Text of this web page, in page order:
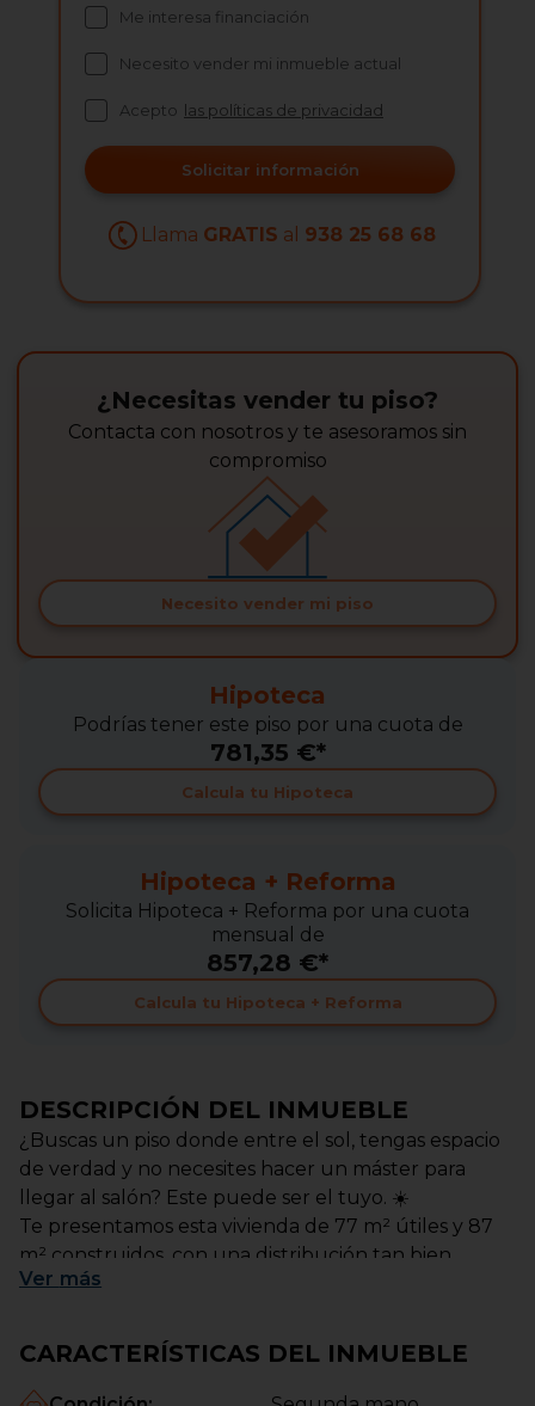
Me interesa financiación
Necesito vender mi inmueble actual
Acepto las políticas de privacidad
Solicitar información
Llama GRATIS al 938 25 68 68
¿Necesitas vender tu piso?
Contacta con nosotros y te asesoramos sin
compromiso
Necesito vender mi piso
Hipoteca
Podrías tener este piso por una cuota de
781,35 €*
Calcula tu Hipoteca
Hipoteca + Reforma
Solicita Hipoteca + Reforma por una cuota
mensual de
857,28 €*
Calcula tu Hipoteca + Reforma
DESCRIPCIÓN DEL INMUEBLE
¿Buscas un piso donde entre el sol, tengas espacio
de verdad y no necesites hacer un máster para
llegar al salón? Este puede ser el tuyo. ☀️
Te presentamos esta vivienda de 77 m² útiles y 87
m² construidos, con una distribución tan bien
pensada que aquí no hay “metros perdidos” ni
aprovechado para que la vida sea cómoda y
práctica.
El piso dispone de 3 habitaciones, perfectas para
Ver más
CARACTERÍSTICAS DEL INMUEBLE